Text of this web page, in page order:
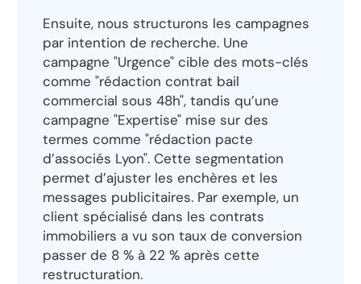
Ensuite, nous structurons les campagnes
par intention de recherche. Une
campagne "Urgence" cible des mots-clés
comme "rédaction contrat bail
commercial sous 48h", tandis qu’une
campagne "Expertise" mise sur des
termes comme "rédaction pacte
d’associés Lyon". Cette segmentation
permet d’ajuster les enchères et les
messages publicitaires. Par exemple, un
client spécialisé dans les contrats
immobiliers a vu son taux de conversion
passer de 8 % à 22 % après cette
restructuration.